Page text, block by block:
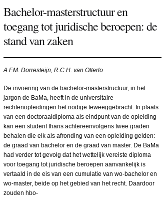
Bachelor-masterstructuur en
toegang tot juridische beroepen: de
stand van zaken
A.F.M. Dorresteijn, R.C.H. van Otterlo
De invoering van de bachelor-masterstructuur, in het
jargon de BaMa, heeft in de universitaire
rechtenopleidingen het nodige teweeggebracht. In plaats
van een doctoraaldiploma als eindpunt van de opleiding
kan een student thans achtereenvolgens twee graden
behalen die elk als afronding van een opleiding gelden:
de graad van bachelor en de graad van master. De BaMa
had verder tot gevolg dat het wettelijk vereiste diploma
voor toegang tot juridische beroepen aanvankelijk is
vertaald in de eis van een cumulatie van wo-bachelor en
wo-master, beide op het gebied van het recht. Daardoor
zouden hbo-